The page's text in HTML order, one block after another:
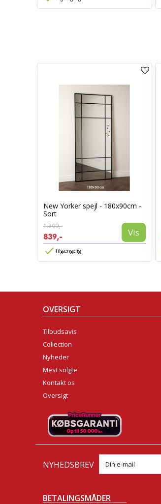
New Yorker spejl - 180x90cm -
Sort
1.399,-
839,- Vis
Tilgængelig
OVERSIGT
Tilbudsavis
Collection
Nyheder
Mest solgte
Kontakt os
Oversigt
NYHEDSBREV
BETALINGSMÅDER